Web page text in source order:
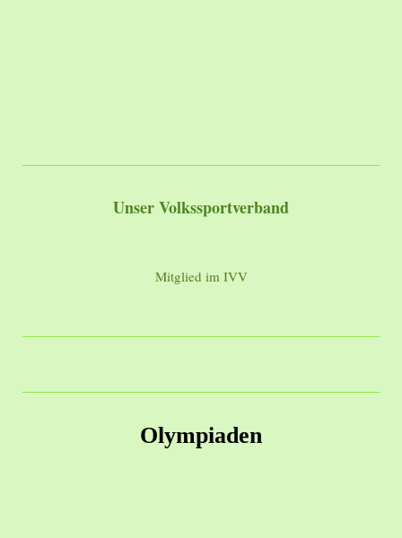
Unser Volkssportverband
Mitglied im IVV
Olympiaden